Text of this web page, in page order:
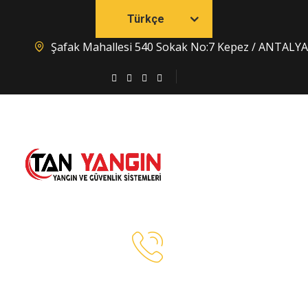
Türkçe
Şafak Mahallesi 540 Sokak No:7 Kepez / ANTALYA